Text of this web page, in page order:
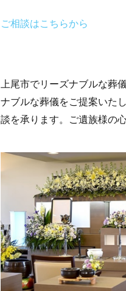
ご相談はこちらから
上尾市でリーズナブルな葬
ナブルな葬儀をご提案いた
談を承ります。ご遺族様の